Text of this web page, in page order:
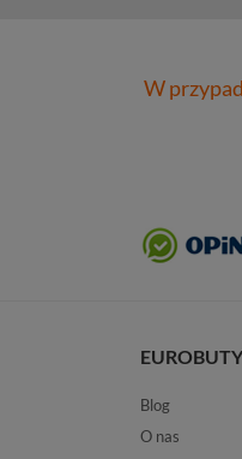
W
EUROBUTY
Blog
O nas